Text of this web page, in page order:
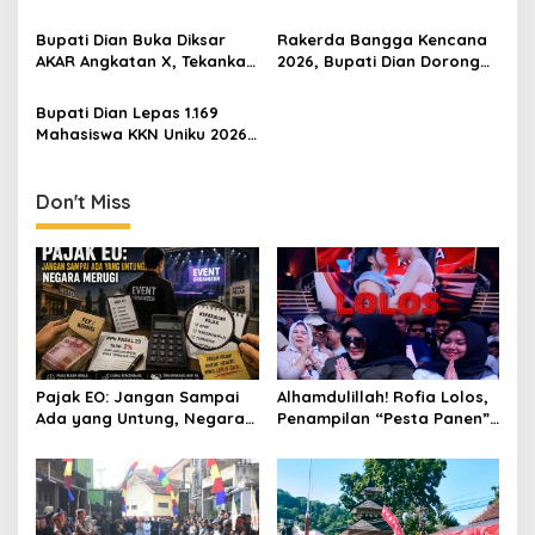
Jabar Hejo, Sebut Tak
Sesuai Kajian Ilmiah
Umrah Kuningan, Minta Hak
Jemaah Dipenuhi
Bupati Dian Buka Diksar
AKAR Angkatan X, Tekankan
Kepedulian Lingkungan
Rakerda Bangga Kencana
2026, Bupati Dian Dorong
Bupati Dian Lepas 1.169
Mahasiswa KKN Uniku 2026,
Desa
Don't Miss
Pajak EO: Jangan Sampai
Ada yang Untung, Negara
Alhamdulillah! Rofia Lolos,
Penampilan “Pesta Panen”
Manis